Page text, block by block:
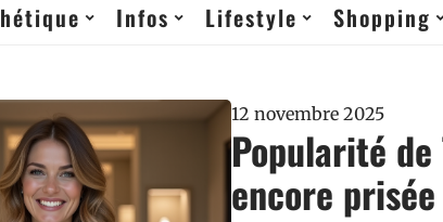
Infos Lifestyle Shopping
12 novembre 2025
Popularité
encore